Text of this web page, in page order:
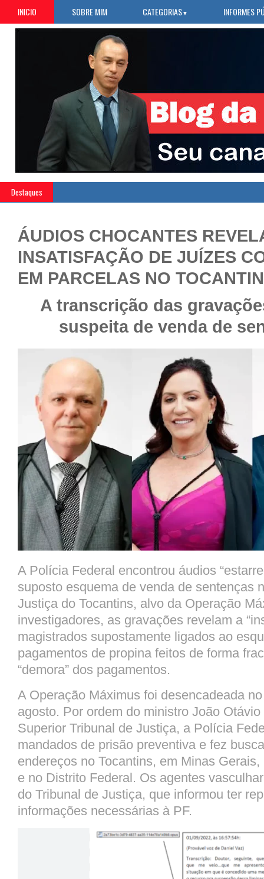
INICIO SOBRE MIM CATEGORIAS▼ INFORMES
Destaques
ÁUDIOS CHOCANTES
INSATISFAÇÃO DE JUÍZES
EM PARCELAS NO
A transcrição das
suspeita de venda de
A Polícia Federal encontrou áudios
suposto esquema de venda de sentenças
Justiça do Tocantins, alvo da Operação
investigadores, as gravações revelam a
magistrados supostamente ligados ao
pagamentos de propina feitos de forma
“demora” dos pagamentos.
A Operação Máximus foi desencadeada
agosto. Por ordem do ministro João
Superior Tribunal de Justiça, a Polícia
mandados de prisão preventiva e fez
endereços no Tocantins, em Minas
e no Distrito Federal. Os agentes
do Tribunal de Justiça, que informou ter
informações necessárias à PF.